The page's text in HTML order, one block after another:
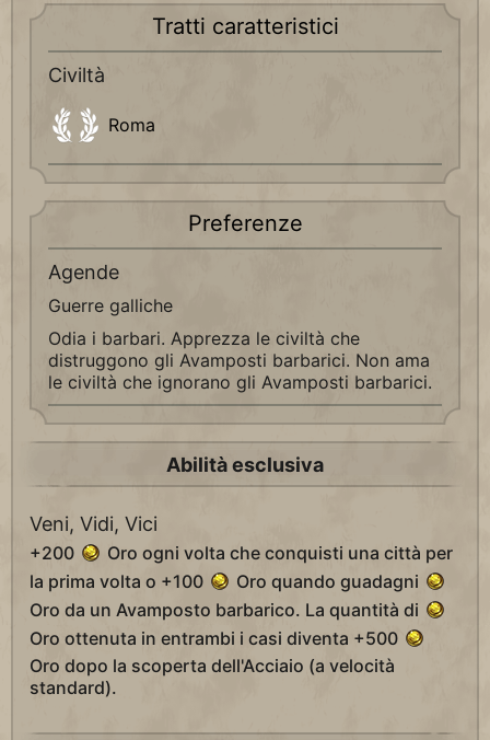
Tratti caratteristici
Civiltà
Roma
Preferenze
Agende
Guerre galliche
Odia i barbari. Apprezza le civiltà che
distruggono gli Avamposti barbarici. Non ama
le civiltà che ignorano gli Avamposti barbarici.
Abilità esclusiva
Veni, Vidi, Vici
+200
Oro ogni volta che conquisti una città per
la prima volta o +100
Oro quando guadagni
Oro da un Avamposto barbarico. La quantità di
Oro ottenuta in entrambi i casi diventa +500
Oro dopo la scoperta dell'Acciaio (a velocità
standard).